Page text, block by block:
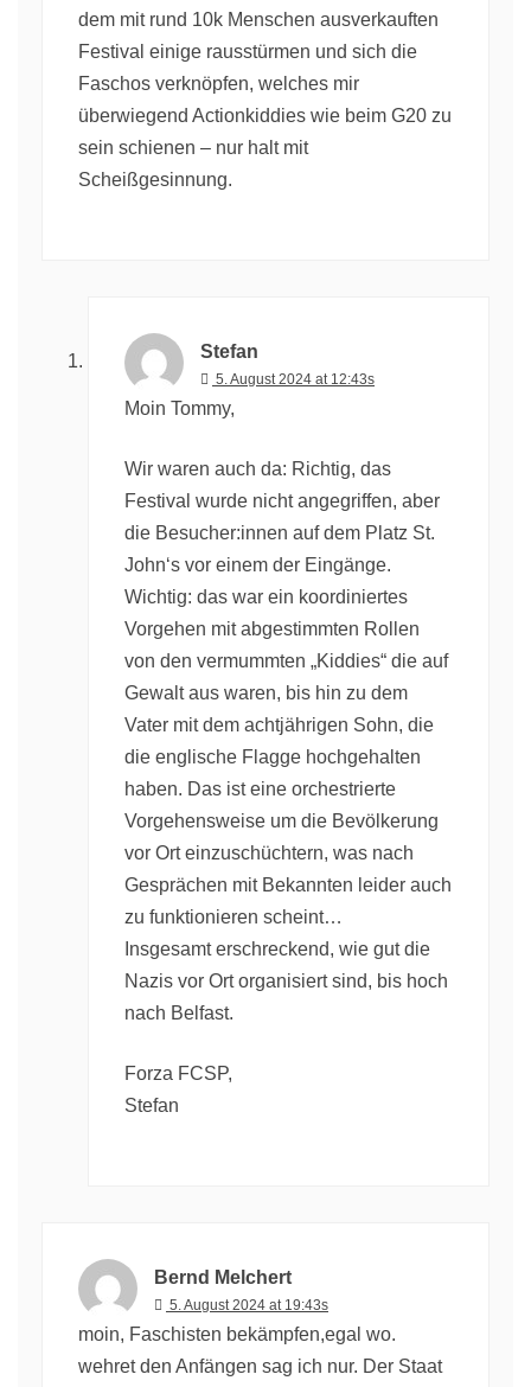
dem mit rund 10k Menschen ausverkauften
Festival einige rausstürmen und sich die
Faschos verknöpfen, welches mir
überwiegend Actionkiddies wie beim G20 zu
sein schienen – nur halt mit
Scheißgesinnung.
Stefan
5. August 2024 at 12:43s
Moin Tommy,
Wir waren auch da: Richtig, das
Festival wurde nicht angegriffen, aber
die Besucher:innen auf dem Platz St.
John‘s vor einem der Eingänge.
Wichtig: das war ein koordiniertes
Vorgehen mit abgestimmten Rollen
von den vermummten „Kiddies“ die auf
Gewalt aus waren, bis hin zu dem
Vater mit dem achtjährigen Sohn, die
die englische Flagge hochgehalten
haben. Das ist eine orchestrierte
Vorgehensweise um die Bevölkerung
vor Ort einzuschüchtern, was nach
Gesprächen mit Bekannten leider auch
zu funktionieren scheint…
Insgesamt erschreckend, wie gut die
Nazis vor Ort organisiert sind, bis hoch
nach Belfast.
Forza FCSP,
Stefan
Bernd Melchert
5. August 2024 at 19:43s
moin, Faschisten bekämpfen,egal wo.
wehret den Anfängen sag ich nur. Der Staat